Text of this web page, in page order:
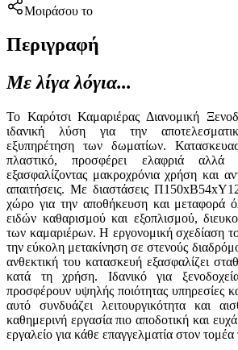
Μοιράσου το
Περιγραφή
Με λίγα λόγια...
Το Καρότσι Καμαριέρας Διανομική
ιδανική λύση για την
εξυπηρέτηση των δωματίων.
πλαστικό, προσφέρει ελαφριά αλλά
εξασφαλίζοντας μακροχρόνια χρήση και
απαιτήσεις. Με διαστάσεις
χώρο για την αποθήκευση και μεταφορά
ειδών καθαρισμού και εξοπλισμού,
των καμαριέρων. Η εργονομική σχεδίαση
την εύκολη μετακίνηση σε στενούς
ανθεκτική του κατασκευή εξασφαλίζει
κατά τη χρήση. Ιδανικό για
προσφέρουν υψηλής ποιότητας υπηρεσίες
αυτό συνδυάζει λειτουργικότητα και
καθημερινή εργασία πιο αποδοτική και
εργαλείο για κάθε επαγγελματία στον τομέα